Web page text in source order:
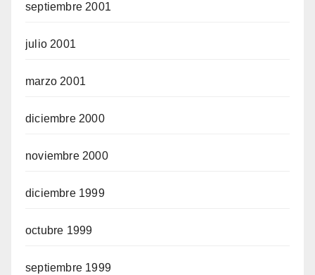
septiembre 2001
julio 2001
marzo 2001
diciembre 2000
noviembre 2000
diciembre 1999
octubre 1999
septiembre 1999